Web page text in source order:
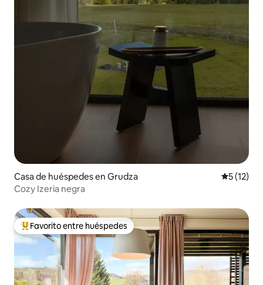
Casa de huéspedes en Grudza
5 (12)
Cozy Izeria negra
Favorito entre huéspedes preferido
Favorito entre huéspedes